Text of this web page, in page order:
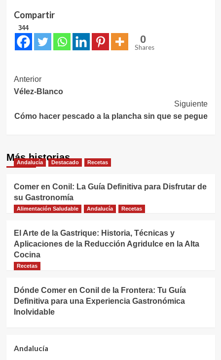
Compartir
344
0
Shares
Navegación
de
entradas
Anterior
Vélez-Blanco
Siguiente
Cómo hacer pescado a la plancha sin que se pegue
Más historias
Andalucía Destacado Recetas
Comer en Conil: La Guía Definitiva para Disfrutar de
su Gastronomía
Alimentación Saludable Andalucía Recetas
El Arte de la Gastrique: Historia, Técnicas y
Aplicaciones de la Reducción Agridulce en la Alta
Cocina
Recetas
Dónde Comer en Conil de la Frontera: Tu Guía
Definitiva para una Experiencia Gastronómica
Inolvidable
Andalucía